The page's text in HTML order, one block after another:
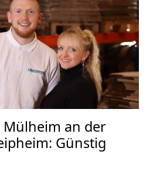
Mülheim an der
Günstig